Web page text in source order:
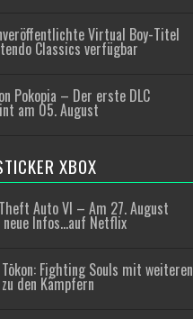
Virtual Boy-Titel
Classics verfügbar
Pokopia – Der erste DLC
am 05. August
XBOX
Auto VI – Am 27. August
Infos…auf Netflix
Fighting Souls mit weiteren
den Kämpfern